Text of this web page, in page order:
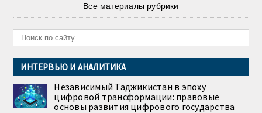
Все материалы рубрики
ИНТЕРВЬЮ И АНАЛИТИКА
Независимый Таджикистан в эпоху
цифровой трансформации: правовые
основы развития цифрового государства